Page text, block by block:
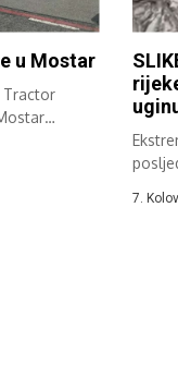
u Mostar
Tractor
7.